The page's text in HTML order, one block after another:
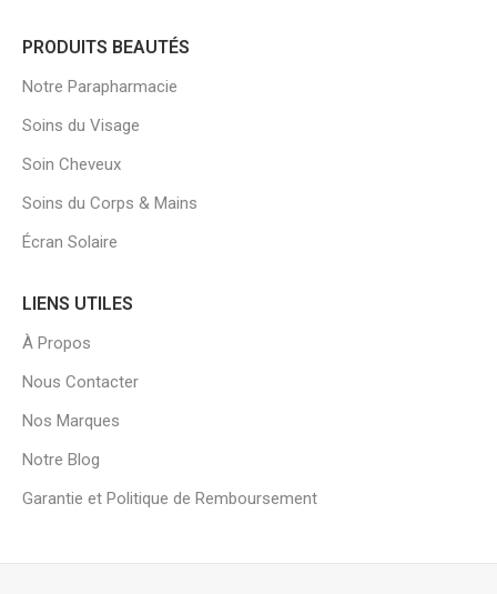
PRODUITS BEAUTÉS
Notre Parapharmacie
Soins du Visage
Soin Cheveux
Soins du Corps & Mains
Écran Solaire
LIENS UTILES
À Propos
Nous Contacter
Nos Marques
Notre Blog
Garantie et Politique de Remboursement